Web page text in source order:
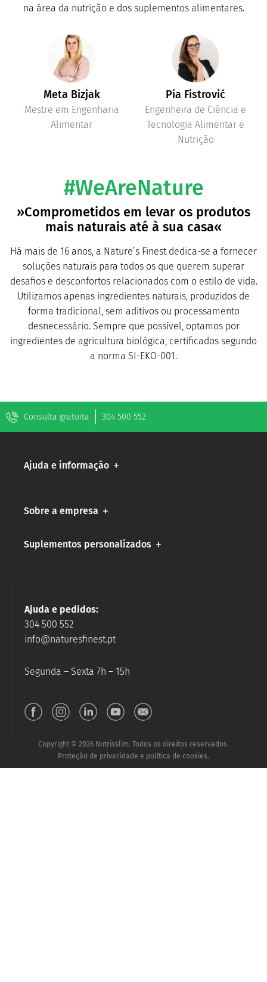
na área da nutrição e dos suplementos alimentares.
Meta Bizjak
Mestre em Engenharia
Alimentar
Pia Fistrović
Engenheira de Ciência e
Tecnologia Alimentar e
Nutrição
#WeAreNature
»Comprometidos em levar os produtos
mais naturais até à sua casa«
Há mais de 16 anos, a Nature’s Finest dedica-se a fornecer
soluções naturais para todos os que querem superar
desafios e desconfortos relacionados com o estilo de vida.
Utilizamos apenas ingredientes naturais, produzidos de
forma tradicional, sem aditivos ou processamento
desnecessário. Sempre que possível, optamos por
ingredientes de agricultura biológica, certificados segundo
a norma SI-EKO-001.
Consulta gratuita 304 500 552
Ajuda e informação
Sobre a empresa
Suplementos personalizados
Ajuda e pedidos:
304 500 552
info@naturesfinest.pt
Segunda – Sexta 7h – 15h
Copyright © 2026 Nutrisslim. Todos os direitos reservados.
Proteção de privacidade e política de cookies.